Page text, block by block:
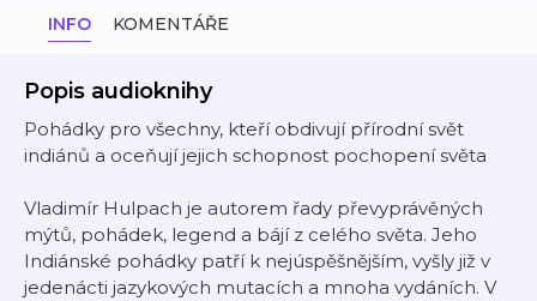
INFO KOMENTÁŘE
Popis audioknihy
Pohádky pro všechny, kteří obdivují přírodní svět
indiánů a oceňují jejich schopnost pochopení světa
Vladimír Hulpach je autorem řady převyprávěných
mýtů, pohádek, legend a bájí z celého světa. Jeho
Indiánské pohádky patří k nejúspěšnějším, vyšly již v
jedenácti jazykových mutacích a mnoha vydáních. V